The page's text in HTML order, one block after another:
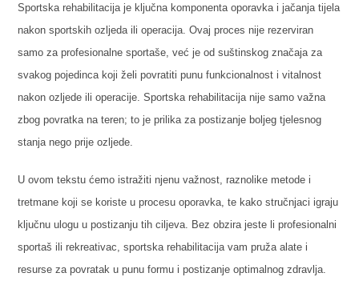
Sportska rehabilitacija je ključna komponenta oporavka i jačanja tijela
nakon sportskih ozljeda ili operacija. Ovaj proces nije rezerviran
samo za profesionalne sportaše, već je od suštinskog značaja za
svakog pojedinca koji želi povratiti punu funkcionalnost i vitalnost
nakon ozljede ili operacije. Sportska rehabilitacija nije samo važna
zbog povratka na teren; to je prilika za postizanje boljeg tjelesnog
stanja nego prije ozljede.
U ovom tekstu ćemo istražiti njenu važnost, raznolike metode i
tretmane koji se koriste u procesu oporavka, te kako stručnjaci igraju
ključnu ulogu u postizanju tih ciljeva. Bez obzira jeste li profesionalni
sportaš ili rekreativac, sportska rehabilitacija vam pruža alate i
resurse za povratak u punu formu i postizanje optimalnog zdravlja.